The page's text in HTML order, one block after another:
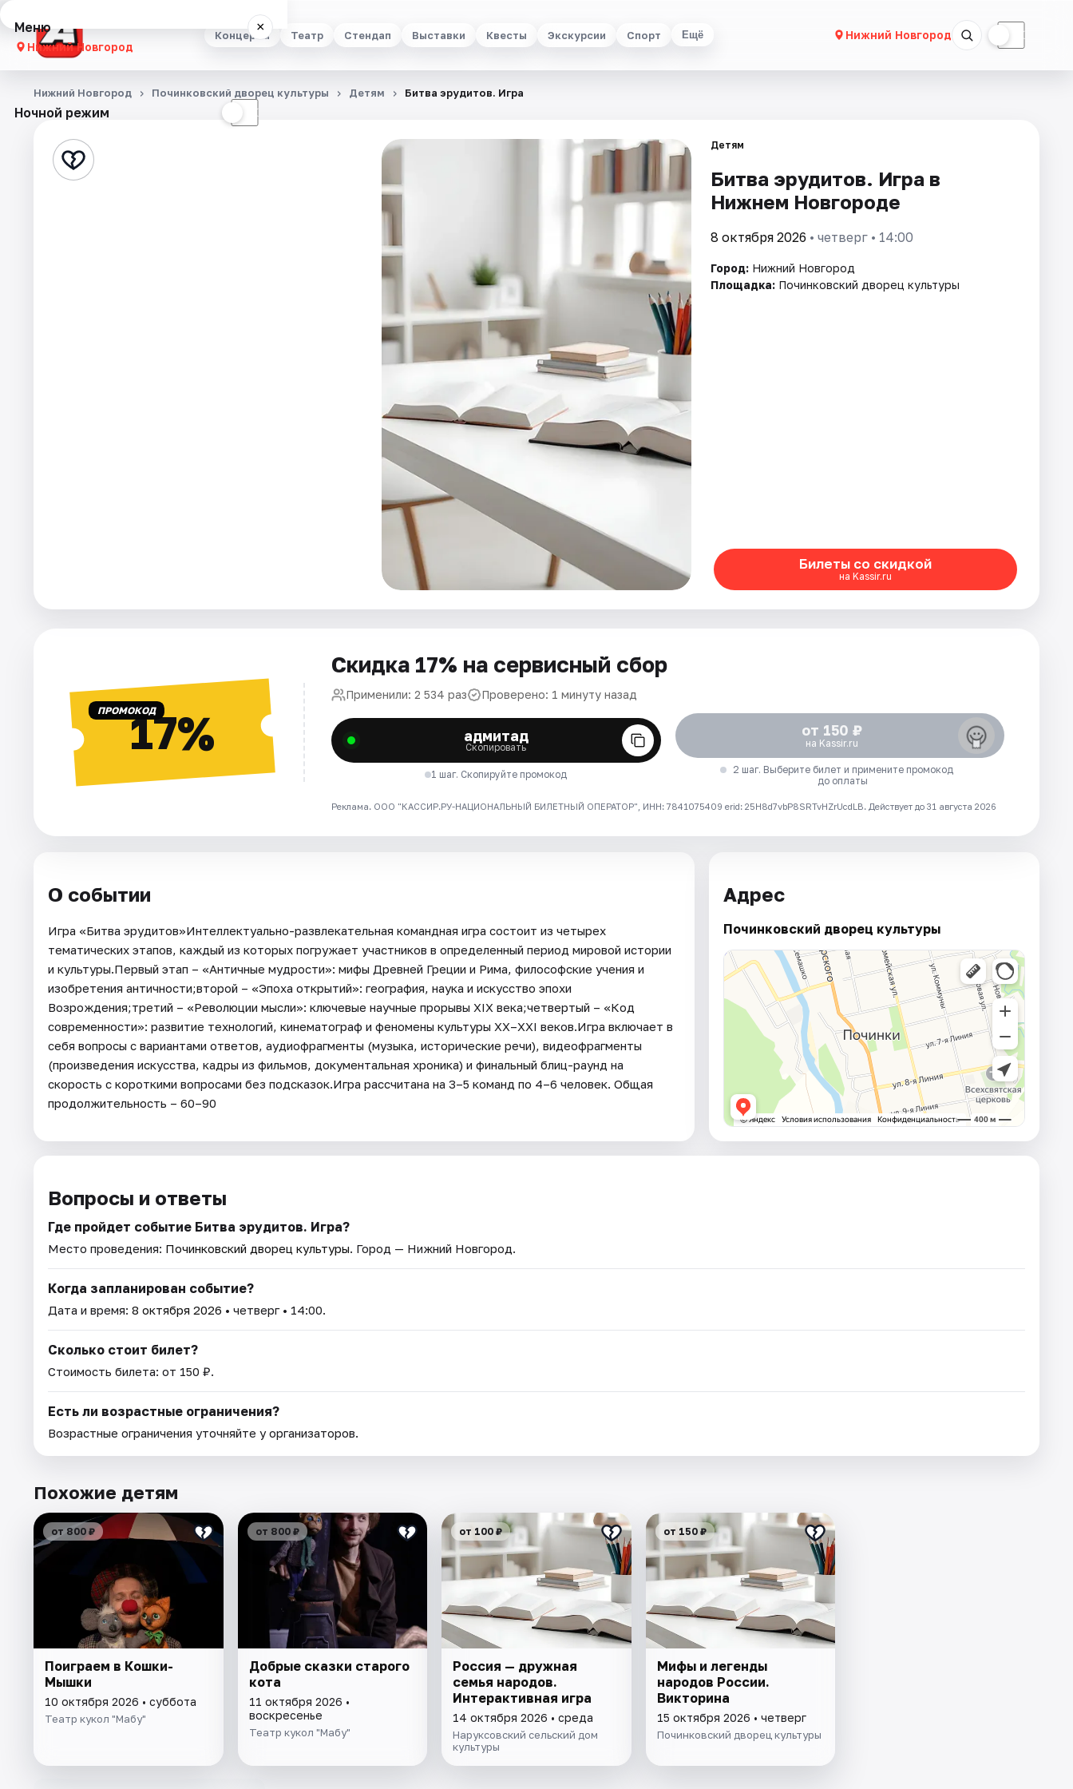
Концерты Театр Стендап Выставки Квесты Экскурсии Спорт Ещё Нижний Новгород ☾
Меню ×
Нижний Новгород
Концерты
Стендап
Ночной режим ☾
Нижний Новгород Починковский дворец культуры Детям Битва эрудитов. Игра
Детям
Битва эрудитов. Игра в
Нижнем Новгороде
8 октября 2026 • четверг • 14:00
Город: Нижний Новгород
Площадка: Починковский дворец культуры
Билеты со скидкой
на Kassir.ru
ПРОМОКОД17%
Скидка 17% на сервисный сбор
Применили: 2 534 раз Проверено: 1 минуту назад
адмитад
Скопировать
1 шаг. Скопируйте промокод
от 150 ₽
на Kassir.ru
2 шаг. Выберите билет и примените промокод
до оплаты
Реклама. ООО "КАССИР.РУ-НАЦИОНАЛЬНЫЙ БИЛЕТНЫЙ ОПЕРАТОР", ИНН: 7841075409 erid: 25H8d7vbP8SRTvHZrUcdLB. Действует до 31 августа 2026
О событии
Игра «Битва эрудитов»Интеллектуально-развлекательная командная игра состоит из четырех
тематических этапов, каждый из которых погружает участников в определенный период мировой истории
и культуры.Первый этап – «Античные мудрости»: мифы Древней Греции и Рима, философские учения и
изобретения античности;второй – «Эпоха открытий»: география, наука и искусство эпохи
Возрождения;третий – «Революции мысли»: ключевые научные прорывы XIX века;четвертый – «Код
современности»: развитие технологий, кинематограф и феномены культуры XX–XXI веков.Игра включает в
себя вопросы с вариантами ответов, аудиофрагменты (музыка, исторические речи), видеофрагменты
(произведения искусства, кадры из фильмов, документальная хроника) и финальный блиц-раунд на
скорость с короткими вопросами без подсказок.Игра рассчитана на 3–5 команд по 4–6 человек. Общая
продолжительность – 60–90
Адрес
Починковский дворец культуры
Вопросы и ответы
Где пройдет событие Битва эрудитов. Игра?
Место проведения: Починковский дворец культуры. Город — Нижний Новгород.
Когда запланирован событие?
Дата и время: 8 октября 2026 • четверг • 14:00.
Сколько стоит билет?
Стоимость билета: от 150 ₽.
Есть ли возрастные ограничения?
Возрастные ограничения уточняйте у организаторов.
Похожие детям
от 800 ₽
Поиграем в Кошки-
Мышки
10 октября 2026 • суббота
Театр кукол "Мабу"
от 800 ₽
Добрые сказки старого
кота
11 октября 2026 •
воскресенье
Театр кукол "Мабу"
от 100 ₽
Россия — дружная
семья народов.
Интерактивная игра
14 октября 2026 • среда
Наруксовский сельский дом
культуры
от 150 ₽
Мифы и легенды
народов России.
Викторина
15 октября 2026 • четверг
Починковский дворец культуры